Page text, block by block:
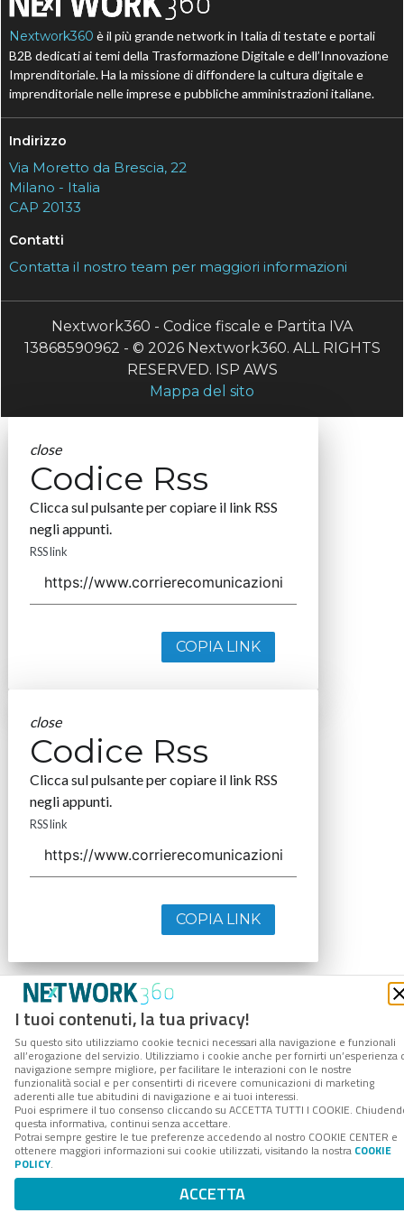
I tuoi contenuti, la tua privacy!
Su questo sito utilizziamo cookie tecnici necessari alla navigazione e funzionali
all’erogazione del servizio. Utilizziamo i cookie anche per fornirti un’esperienza
navigazione sempre migliore, per facilitare le interazioni con le nostre
funzionalità social e per consentirti di ricevere comunicazioni di marketing
aderenti alle tue abitudini di navigazione e ai tuoi interessi.
Puoi esprimere il tuo consenso cliccando su ACCETTA TUTTI I COOKIE.
questa informativa, continui senza accettare.
Potrai sempre gestire le tue preferenze accedendo al nostro COOKIE CENTER e
ottenere maggiori informazioni sui cookie utilizzati, visitando la nostra COOKIE
POLICY.
ACCETTA
Nextwork360 è il più grande network in Italia di testate e portali
B2B dedicati ai temi della Trasformazione Digitale e dell’Innovazione
Imprenditoriale. Ha la missione di diffondere la cultura digitale e
imprenditoriale nelle imprese e pubbliche amministrazioni italiane.
Indirizzo
Via Moretto da Brescia, 22
Milano - Italia
CAP 20133
Contatti
Contatta il nostro team per maggiori informazioni
Nextwork360 - Codice fiscale e Partita IVA
13868590962 - © 2026 Nextwork360. ALL RIGHTS
RESERVED. ISP AWS
Mappa del sito
close
Codice Rss
Clicca sul pulsante per copiare il link RSS
negli appunti.
RSS link
COPIA LINK
close
Codice Rss
Clicca sul pulsante per copiare il link RSS
negli appunti.
RSS link
COPIA LINK